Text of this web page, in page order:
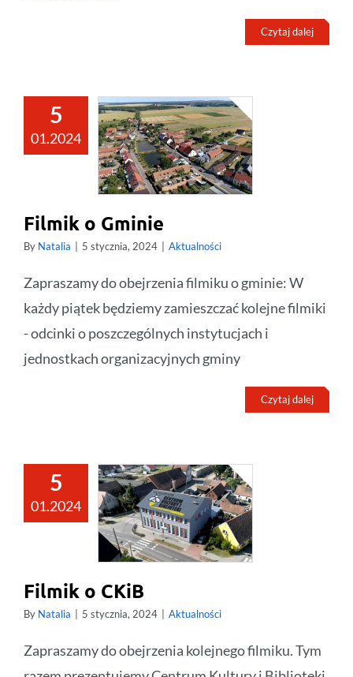
Czytaj dalej
5
01.2024
Filmik o Gminie
By Natalia 5 stycznia, 2024 Aktualności
Zapraszamy do obejrzenia filmiku o gminie: W
każdy piątek będziemy zamieszczać kolejne filmiki
- odcinki o poszczególnych instytucjach i
jednostkach organizacyjnych gminy
Czytaj dalej
5
01.2024
Filmik o CKiB
By Natalia 5 stycznia, 2024 Aktualności
Zapraszamy do obejrzenia kolejnego filmiku. Tym